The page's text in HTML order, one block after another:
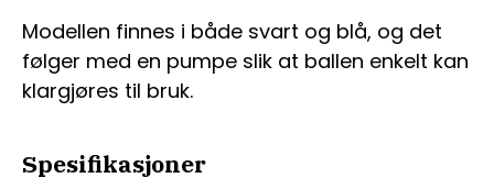
Modellen finnes i både svart og blå, og det
følger med en pumpe slik at ballen enkelt kan
klargjøres til bruk.
Spesifikasjoner